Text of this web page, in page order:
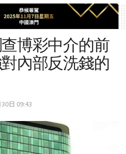
博彩中介的前
內部反洗錢的
日 09:43